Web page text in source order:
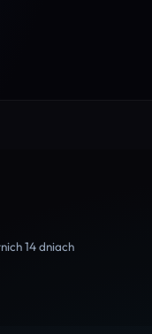
14 dniach